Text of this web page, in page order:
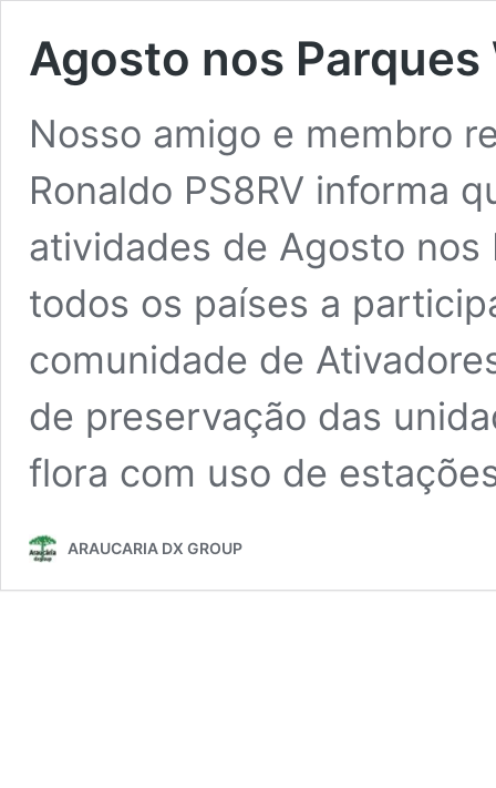
Agosto nos
Nosso amigo e membro
Ronaldo PS8RV informa
atividades de Agosto nos
todos os países a
comunidade de
de preservação das
flora com uso de
ARAUCARIA DX GROUP